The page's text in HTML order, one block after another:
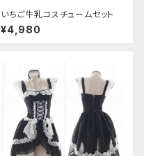
いちご牛乳コスチュームセット
¥4,980